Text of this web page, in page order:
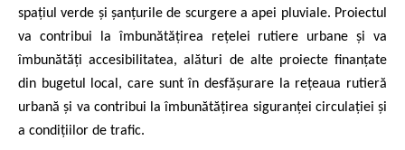
spațiul verde și șanțurile de scurgere a apei pluviale. Proiectul
va contribui la îmbunătățirea rețelei rutiere urbane și va
îmbunătăți accesibilitatea, alături de alte proiecte finanțate
din bugetul local, care sunt în desfășurare la rețeaua rutieră
urbană și va contribui la îmbunătățirea siguranței circulației și
a condițiilor de trafic.